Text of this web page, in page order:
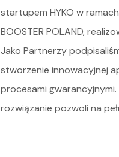
startupem HYKO w ramach
BOOSTER POLAND,
Jako Partnerzy
stworzenie innowacyjnej
procesami
rozwiązanie pozwoli na